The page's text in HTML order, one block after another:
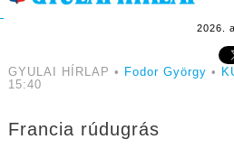
2026.
GYULAI HÍRLAP • Fodor György •
15:40
Francia rúdugrás